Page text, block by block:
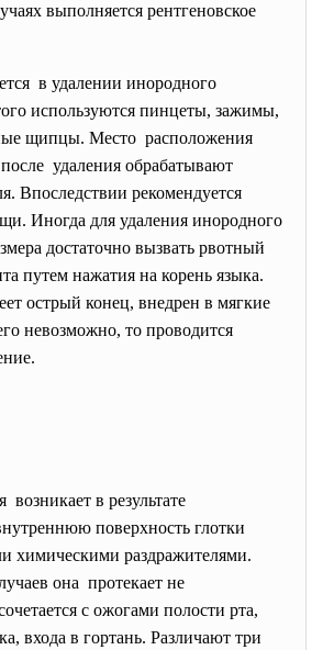
выполняется рентгеновское
в удалении инородного
используются пинцеты, зажимы,
щипцы. Место расположения
удаления обрабатывают
Впоследствии рекомендуется
Иногда для удаления инородного
достаточно вызвать рвотный
путем нажатия на корень языка.
острый конец, внедрен в мягкие
невозможно, то проводится
возникает в результате
поверхность глотки
химическими раздражителями.
она протекает не
с ожогами полости рта,
входа в гортань. Различают три